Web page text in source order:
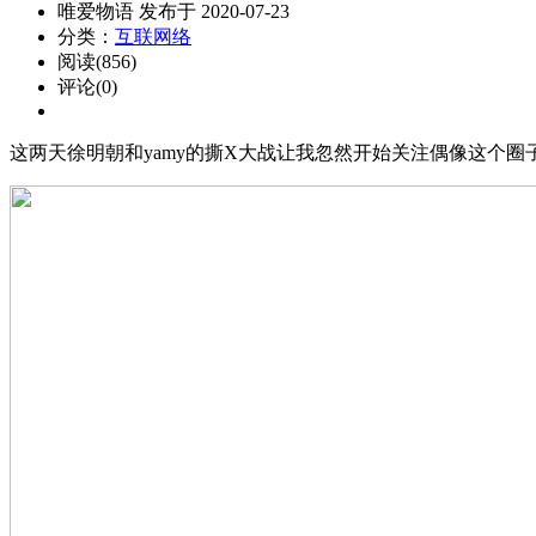
唯爱物语 发布于 2020-07-23
分类： 互联网络
阅读(856)
评论(0)
这两天徐明朝和yamy的撕X大战让我忽然开始关注偶像这个圈